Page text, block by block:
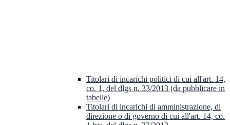
Titolari di incarichi politici di cui all'art. 14,
co. 1, del dlgs n. 33/2013 (da pubblicare in
tabelle)
Titolari di incarichi di amministrazione, di
direzione o di governo di cui all'art. 14, co.